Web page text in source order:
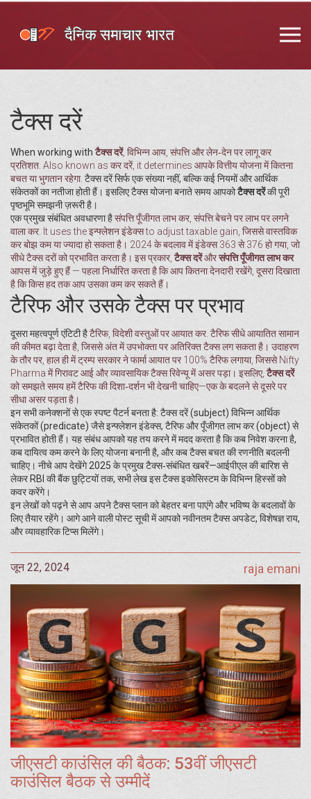
टैक्स दरें
When working withटैक्स दरें, विभिन्न आय, संपत्ति और लेन‑देन पर लागू कर
प्रतिशत . Also known as कर दरें, it determines आपके वित्तीय योजना में कितना
बचत या भुगतान रहेगा. टैक्स दरें सिर्फ एक संख्या नहीं, बल्कि कई नियमों और आर्थिक
संकेतकों का नतीजा होती हैं। इसलिए टैक्स योजना बनाते समय आपकोटैक्स दरेंकी पूरी
पृष्ठभूमि समझनी ज़रूरी है।
एक प्रमुख संबंधित अवधारणा हैसंपत्ति पूँजीगत लाभ कर, संपत्ति बेचने पर लाभ पर लगने
वाला कर. It uses theइन्फ्लेशन इंडेक्सto adjust taxable gain, जिससे वास्तविक
कर बोझ कम या ज्यादा हो सकता है। 2024 के बदलाव में इंडेक्स 363 से 376 हो गया, जो
सीधे टैक्स दरों को प्रभावित करता है। इस प्रकार,टैक्स दरेंऔरसंपत्ति पूँजीगत लाभ कर
आपस में जुड़े हुए हैं — पहला निर्धारित करता है कि आप कितना देनदारी रखेंगे, दूसरा दिखाता
है कि किस हद तक आप उसका कम कर सकते हैं।
टैरिफ और उसके टैक्स पर प्रभाव
दूसरा महत्वपूर्ण एंटिटी हैटैरिफ, विदेशी वस्तुओं पर आयात कर. टैरिफ सीधे आयातित सामान
की कीमत बढ़ा देता है, जिससे अंत में उपभोक्ता पर अतिरिक्त टैक्स लग सकता है। उदाहरण
के तौर पर, हाल ही में ट्रम्प सरकार ने फार्मा आयात पर 100% टैरिफ लगाया, जिससे Nifty
Pharma में गिरावट आई और व्यावसायिक टैक्स रिवेन्यू में असर पड़ा। इसलिए,टैक्स दरें
को समझते समय हमें टैरिफ की दिशा‑दर्शन भी देखनी चाहिए—एक के बदलने से दूसरे पर
सीधा असर पड़ता है।
इन सभी कनेक्शनों से एक स्पष्ट पैटर्न बनता है: टैक्स दरें (subject) विभिन्न आर्थिक
संकेतकों (predicate) जैसे इन्फ्लेशन इंडेक्स, टैरिफ और पूँजीगत लाभ कर (object) से
प्रभावित होती हैं। यह संबंध आपको यह तय करने में मदद करता है कि कब निवेश करना है,
कब दायित्व कम करने के लिए योजना बनानी है, और कब टैक्स बचत की रणनीति बदलनी
चाहिए। नीचे आप देखेंगे 2025 के प्रमुख टैक्स‑संबंधित खबरें—आईपीएल की बारिश से
लेकर RBI की बैंक छुट्टियों तक, सभी लेख इस टैक्स इकोसिस्टम के विभिन्न हिस्सों को
कवर करेंगे।
इन लेखों को पढ़ने से आप अपने टैक्स प्लान को बेहतर बना पाएंगे और भविष्य के बदलावों के
लिए तैयार रहेंगे। आगे आने वाली पोस्ट सूची में आपको नवीनतम टैक्स अपडेट, विशेषज्ञ राय,
और व्यावहारिक टिप्स मिलेंगे।
जून 22, 2024 raja emani
जीएसटी काउंसिल की बैठक: 53वीं जीएसटी
काउंसिल बैठक से उम्मीदें